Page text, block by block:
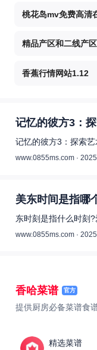
桃花岛mv免费高清
精品产区和二线产
香蕉行情网站1.12
记忆的彼方3：
记忆的彼方3：探索
www.0855ms.com ·
美东时间是指哪
东时刻是指什么时刻
www.0855ms.com ·
香哈菜谱 官方
提供厨房必备菜谱食
精选菜谱